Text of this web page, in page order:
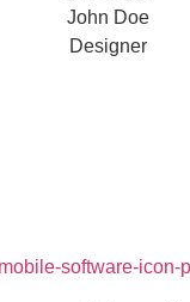
John Doe
Designer